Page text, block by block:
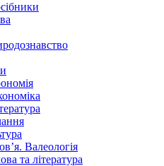
Валеологія
та література